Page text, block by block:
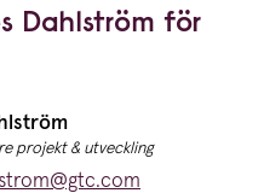
Dahlström för
projekt & utveckling